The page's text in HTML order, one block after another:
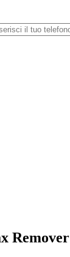
Remover